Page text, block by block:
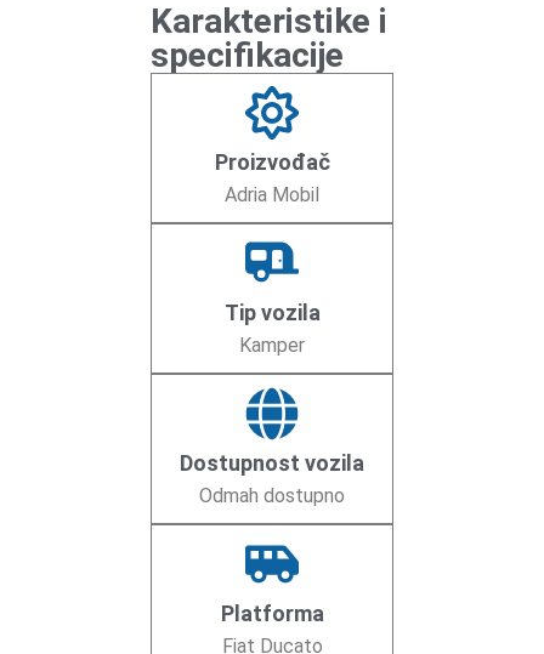
Karakteristike i
specifikacije
Proizvođač
Adria Mobil
Tip vozila
Kamper
Dostupnost vozila
Odmah dostupno
Platforma
Fiat Ducato